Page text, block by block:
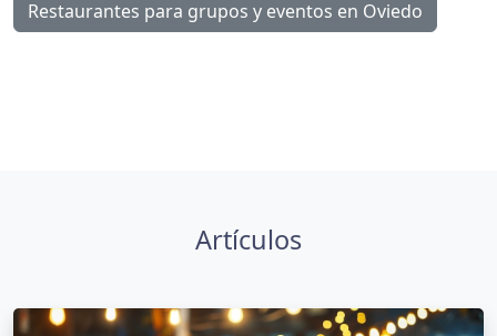
Restaurantes para grupos y eventos en Oviedo
Artículos